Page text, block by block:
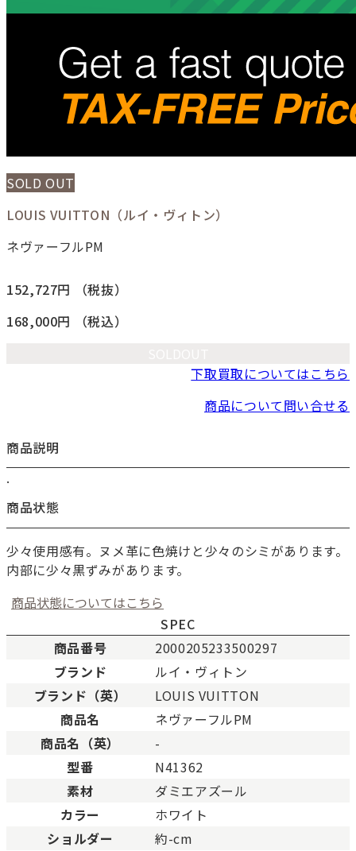
SOLD OUT
LOUIS VUITTON（ルイ・ヴィトン）
ネヴァーフルPM
152,727円
（税抜）
168,000円
（税込）
下取買取についてはこちら
商品について問い合せる
商品説明
.
商品状態
少々使用感有。ヌメ革に色焼けと少々のシミがあります。
内部に少々黒ずみがあります。
商品状態についてはこちら
新品状態。
未使用 展示品などの未使用品。
SAランク未使用同様品。数回使用し
Aランク
ABランク少々使用感はありますが、
Bランク 一般的な使用感があり、傷
BCランクとても使用感のある商品。
Cランク 色濃く使用感があり、傷や
SPEC
商品番号
2000205233500297
ブランド
ルイ・ヴィトン
ブランド（英）
LOUIS VUITTON
商品名
ネヴァーフルPM
商品名（英）
-
型番
N41362
素材
ダミエアズール
カラー
ホワイト
ショルダー
約-cm